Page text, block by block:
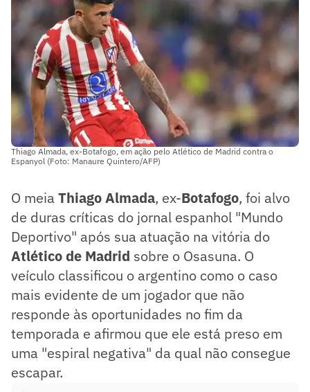
Thiago Almada, ex-Botafogo, em ação pelo Atlético de Madrid contra o
Espanyol (Foto: Manaure Quintero/AFP)
O meia Thiago Almada, ex-Botafogo, foi alvo
de duras críticas do jornal espanhol "Mundo
Deportivo" após sua atuação na vitória do
Atlético de Madrid sobre o Osasuna. O
veículo classificou o argentino como o caso
mais evidente de um jogador que não
responde às oportunidades no fim da
temporada e afirmou que ele está preso em
uma "espiral negativa" da qual não consegue
escapar.